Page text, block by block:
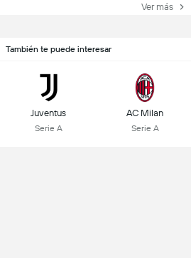
Ver más
También te puede interesar
Juventus
Serie A
AC Milan
Serie A